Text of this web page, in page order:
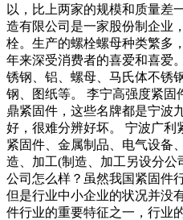
以，比上两家的规模和质量差
造有限公司是一家股份制企业
栓。生产的螺栓螺母种类繁多
年来深受消费者的喜爱和喜爱
锈钢、铝、螺母、马氏体不锈
钢、图纸等。 李宁高强度紧固
鼎紧固件，这些名牌都是宁波
好，很难分辨好坏。 宁波广利
紧固件、金属制品、电气设备
造、加工(制造、加工另设分公
公司怎么样？虽然我国紧固件
但是行业中小企业的状况并没
件行业的重要特征之一，行业